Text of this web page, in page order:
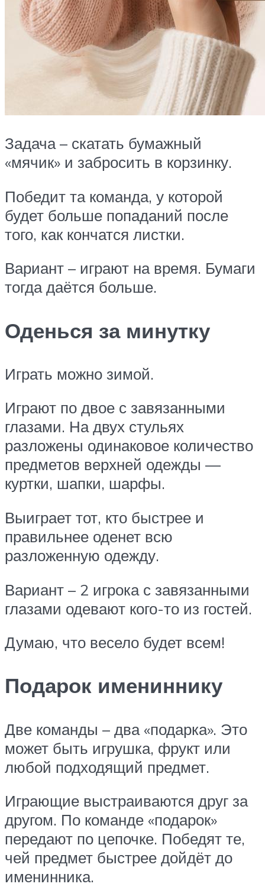
Задача – скатать бумажный
«мячик» и забросить в корзинку.
Победит та команда, у которой
будет больше попаданий после
того, как кончатся листки.
Вариант – играют на время. Бумаги
тогда даётся больше.
Оденься за минутку
Играть можно зимой.
Играют по двое с завязанными
глазами. На двух стульях
разложены одинаковое количество
предметов верхней одежды —
куртки, шапки, шарфы.
Выиграет тот, кто быстрее и
правильнее оденет всю
разложенную одежду.
Вариант – 2 игрока с завязанными
глазами одевают кого-то из гостей.
Думаю, что весело будет всем!
Подарок имениннику
Две команды – два «подарка». Это
может быть игрушка, фрукт или
любой подходящий предмет.
Играющие выстраиваются друг за
другом. По команде «подарок»
передают по цепочке. Победят те,
чей предмет быстрее дойдёт до
именинника.